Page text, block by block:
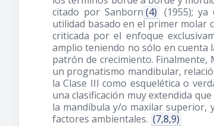
citado por Sanborn (4) (1955); ya
utilidad basado en el primer molar
criticada por el enfoque
amplio teniendo no sólo en cuenta
patrón de crecimiento. Finalmente,
un prognatismo mandibular,
la Clase III como esquelética o
una clasificación muy extendida
la mandíbula y/o maxilar superior,
factores ambientales. (7,8,9)